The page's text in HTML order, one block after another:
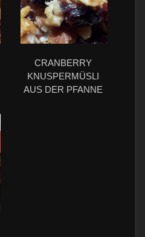
CRANBERRY
KNUSPERMÜSLI
AUS DER PFANNE